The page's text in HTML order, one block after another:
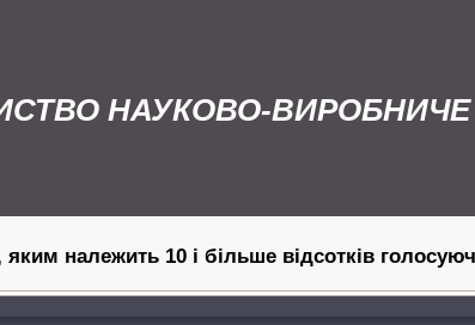
НАУКОВО-
належить 10 і більше відсотків